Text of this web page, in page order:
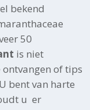
bekend
50
is niet
of tips
bent van harte
u er